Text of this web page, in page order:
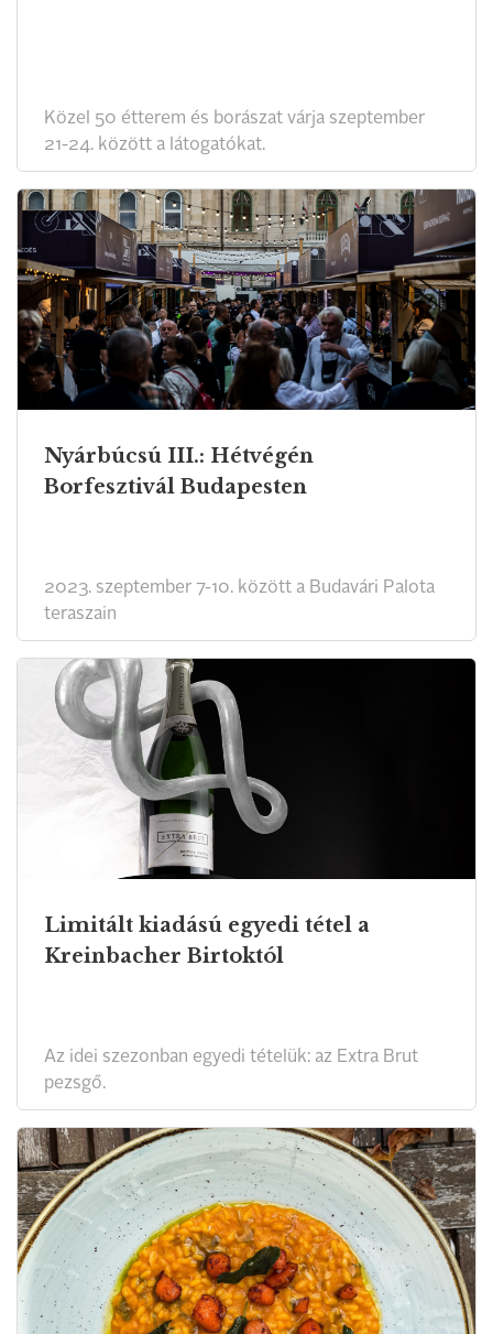
Közel 50 étterem és borászat várja szeptember
21-24. között a látogatókat.
Nyárbúcsú III.: Hétvégén
Borfesztivál Budapesten
2023. szeptember 7-10. között a Budavári Palota
teraszain
Limitált kiadású egyedi tétel a
Kreinbacher Birtoktól
Az idei szezonban egyedi tételük: az Extra Brut
pezsgő.